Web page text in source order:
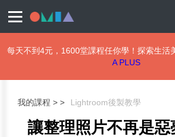
每天不到4元，1600堂課程任你學！探索生活
A PLUS
我的課程 > Lightroom後製教學
讓整理照片不再是